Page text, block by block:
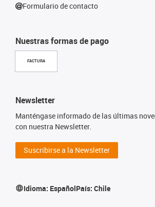
Nuestras formas de pago
FACTURA
Formulario de contacto
Newsletter
Manténgase informado de las últimas
con nuestra Newsletter.
Suscribirse a la Newsletter
Idioma: EspañolPaís: Chile